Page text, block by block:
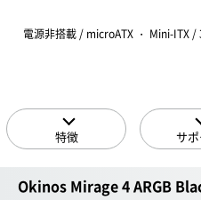
電源非搭載 / microATX ・ Mini-
特徴 サ
Okinos Mirage 4 ARGB